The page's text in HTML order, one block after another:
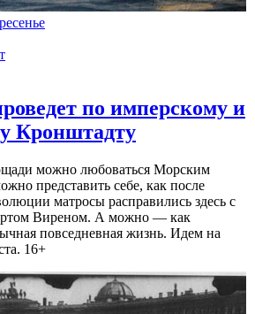
по имперскому и
Кронштадту
можно любоваться Морским
представить себе, как после
матросы расправились здесь с
Виреном. А можно — как
повседневная жизнь. Идем на
16+